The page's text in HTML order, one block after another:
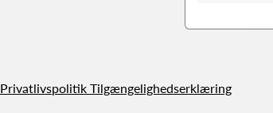
Privatlivspolitik Tilgængelighedserklæring